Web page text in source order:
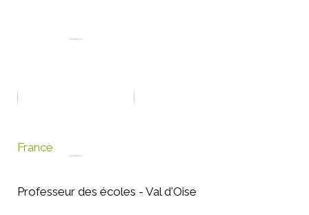
France
Professeur des écoles - Val d'Oise